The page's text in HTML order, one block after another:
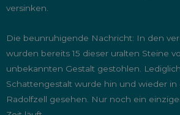
versinken.
Die beunruhigende Nachricht: In den
wurden bereits 15 dieser uralten Steine
unbekannten Gestalt gestohlen.
Schattengestalt wurde hin und wieder in
Radolfzell gesehen. Nur noch ein